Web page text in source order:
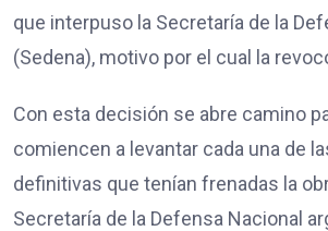
que interpuso la Secretaría de la
(Sedena), motivo por el cual la
Con esta decisión se abre camino
comiencen a levantar cada una de
definitivas que tenían frenadas la
Secretaría de la Defensa Nacional